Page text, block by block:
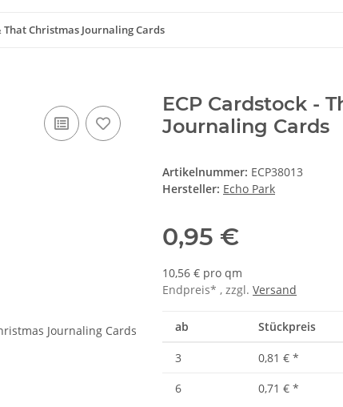
That Christmas Journaling Cards
ECP Cardstock -
Journaling Cards
Artikelnummer: ECP38013
Hersteller: Echo Park
0,95 €
10,56 € pro qm
Endpreis* , zzgl. Versand
ab Stückpreis
3 0,81 € *
6
0,71 € *